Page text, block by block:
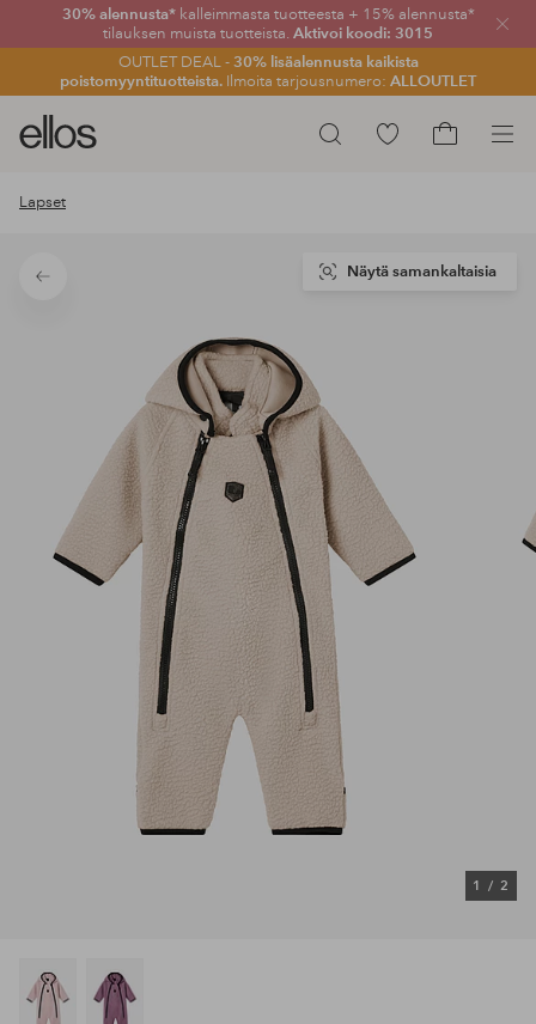
30% alennusta*kalleimmasta tuotteesta + 15% alennusta*
tilauksen muista tuotteista. Aktivoi koodi: 3015
OUTLET DEAL -30% lisäalennusta kaikista
poistomyyntituotteista. Ilmoita tarjousnumero: ALLOUTLET
Sulje
Hae
Ellos-
logo
siirry
Siirry
Lapset
Takaisin
1 / 2
Näytä samankaltaisia